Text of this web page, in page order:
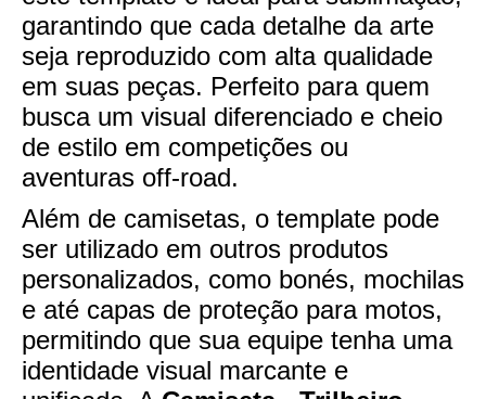
garantindo que cada detalhe da arte
seja reproduzido com alta qualidade
em suas peças. Perfeito para quem
busca um visual diferenciado e cheio
de estilo em competições ou
aventuras off-road.
Além de camisetas, o template pode
ser utilizado em outros produtos
personalizados, como bonés, mochilas
e até capas de proteção para motos,
permitindo que sua equipe tenha uma
identidade visual marcante e